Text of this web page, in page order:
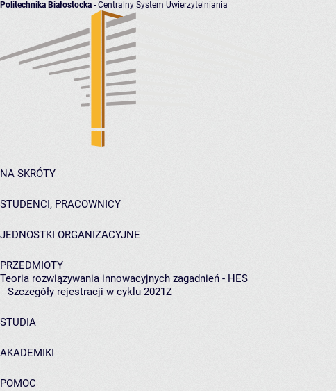
Politechnika Białostocka - Centralny System Uwierzytelniania
NA SKRÓTY
STUDENCI, PRACOWNICY
JEDNOSTKI ORGANIZACYJNE
PRZEDMIOTY
Teoria rozwiązywania innowacyjnych zagadnień - HES
Szczegóły rejestracji w cyklu 2021Z
STUDIA
AKADEMIKI
POMOC